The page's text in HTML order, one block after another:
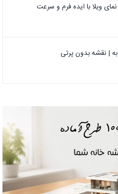
| نقشه بدون پرتی